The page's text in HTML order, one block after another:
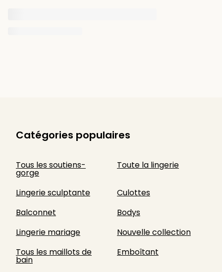
Catégories populaires
Tous les soutiens-
gorge
Toute la lingerie
Lingerie sculptante
Culottes
Balconnet
Bodys
Lingerie mariage
Nouvelle collection
Tous les maillots de
bain
Emboîtant